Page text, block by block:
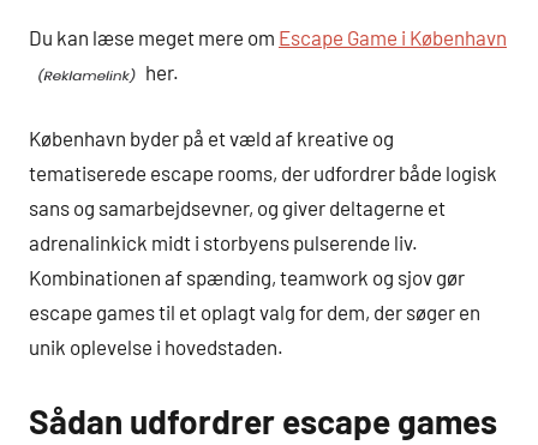
Du kan læse meget mere om Escape Game i København
her.
København byder på et væld af kreative og
tematiserede escape rooms, der udfordrer både logisk
sans og samarbejdsevner, og giver deltagerne et
adrenalinkick midt i storbyens pulserende liv.
Kombinationen af spænding, teamwork og sjov gør
escape games til et oplagt valg for dem, der søger en
unik oplevelse i hovedstaden.
Sådan udfordrer escape games